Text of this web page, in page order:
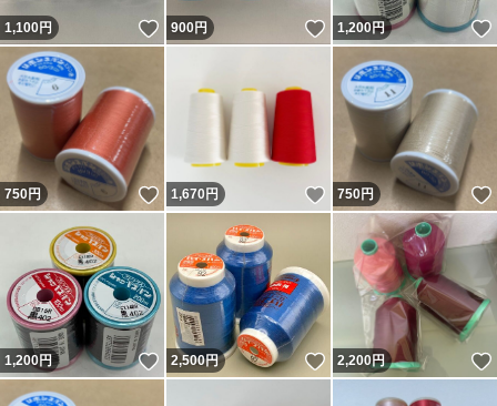
1,100円 いいね！
900円 いいね！
1,200円
750円 いいね！
1,670 円 いいね！
750円
1,200円 いいね！
2,500円 いいね！
2,200円